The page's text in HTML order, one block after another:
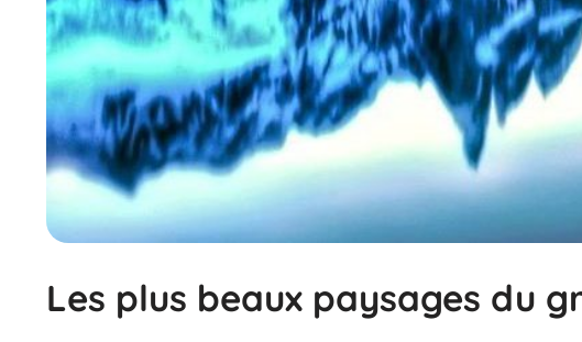
Les plus beaux paysages du